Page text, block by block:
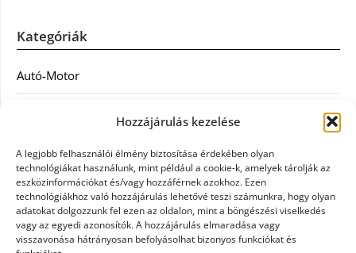
Hozzájárulás kezelése
A legjobb felhasználói élmény biztosítása érdekében olyan
technológiákat használunk, mint például a cookie-k, amelyek tárolják az
eszközinformációkat és/vagy hozzáférnek azokhoz. Ezen
technológiákhoz való hozzájárulás lehetővé teszi számunkra, hogy olyan
adatokat dolgozzunk fel ezen az oldalon, mint a böngészési viselkedés
vagy az egyedi azonosítók. A hozzájárulás elmaradása vagy
visszavonása hátrányosan befolyásolhat bizonyos funkciókat és
Kategóriák
Autó-Motor
Egészség
Egyéb
Étel